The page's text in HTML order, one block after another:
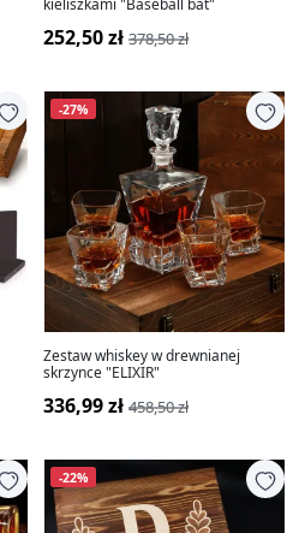
kieliszkami "Baseball bat"
252,50 zł 378,50 zł
-27%
Zestaw whiskey w drewnianej
skrzynce "ELIXIR"
336,99 zł 458,50 zł
-22%